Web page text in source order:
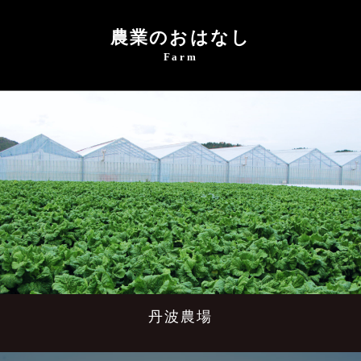
農業のおはなし
Farm
丹波農場